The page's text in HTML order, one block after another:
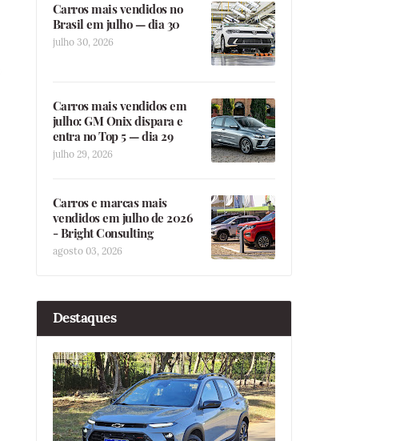
Carros mais vendidos no
Brasil em julho — dia 30
julho 30, 2026
Carros mais vendidos em
julho: GM Onix dispara e
entra no Top 5 — dia 29
julho 29, 2026
Carros e marcas mais
vendidos em julho de 2026
- Bright Consulting
agosto 03, 2026
Destaques